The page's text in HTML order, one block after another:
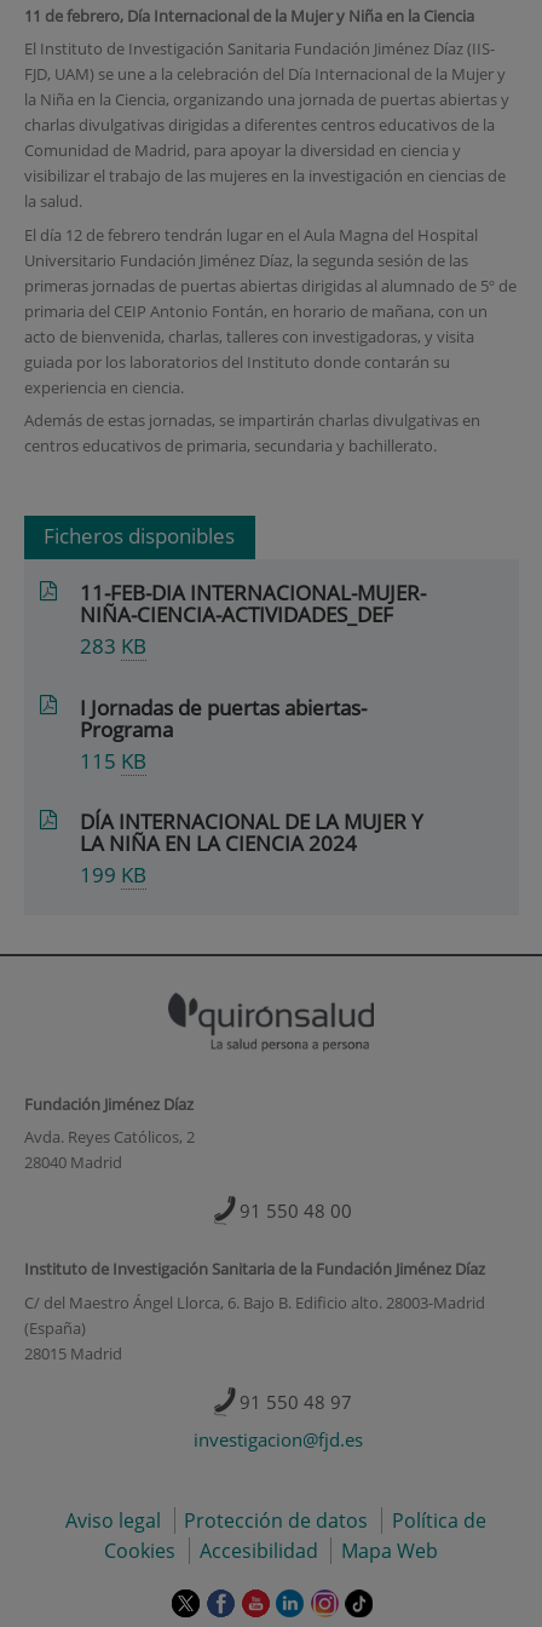
11 de febrero, Día Internacional de la Mujer y Niña en la Ciencia
El Instituto de Investigación Sanitaria Fundación Jiménez Díaz (IIS-
FJD, UAM) se une a la celebración del Día Internacional de la Mujer y
la Niña en la Ciencia, organizando una jornada de puertas abiertas y
charlas divulgativas dirigidas a diferentes centros educativos de la
Comunidad de Madrid, para apoyar la diversidad en ciencia y
visibilizar el trabajo de las mujeres en la investigación en ciencias de
la salud.
El día 12 de febrero tendrán lugar en el Aula Magna del Hospital
Universitario Fundación Jiménez Díaz, la segunda sesión de las
primeras jornadas de puertas abiertas dirigidas al alumnado de 5º de
primaria del CEIP Antonio Fontán, en horario de mañana, con un
acto de bienvenida, charlas, talleres con investigadoras, y visita
guiada por los laboratorios del Instituto donde contarán su
experiencia en ciencia.
Además de estas jornadas, se impartirán charlas divulgativas en
centros educativos de primaria, secundaria y bachillerato.
Ficheros disponibles
11-FEB-DIA INTERNACIONAL-MUJER-
NIÑA-CIENCIA-ACTIVIDADES_DEF
283 KB
I Jornadas de puertas abiertas-
Programa
115 KB
DÍA INTERNACIONAL DE LA MUJER Y
LA NIÑA EN LA CIENCIA 2024
199 KB
Fundación Jiménez Díaz
Avda. Reyes Católicos, 2
28040 Madrid
91 550 48 00
Instituto de Investigación Sanitaria de la Fundación Jiménez Díaz
C/ del Maestro Ángel Llorca, 6. Bajo B. Edificio alto. 28003-Madrid
(España)
28015 Madrid
91 550 48 97
investigacion@fjd.es
Aviso legal Protección de datos
Política de
Cookies
Accesibilidad Mapa Web
Este EsteEste EsteEste Enlace